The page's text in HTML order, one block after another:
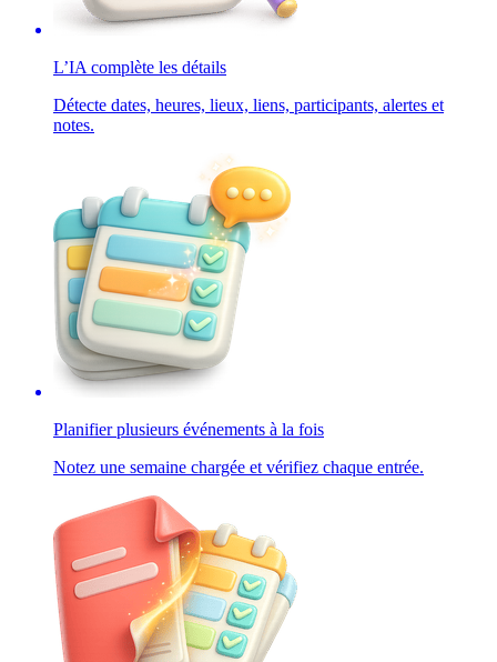
L’IA complète les détails
Détecte dates, heures, lieux, liens, participants, alertes et
notes.
Planifier plusieurs événements à la fois
Notez une semaine chargée et vérifiez chaque entrée.